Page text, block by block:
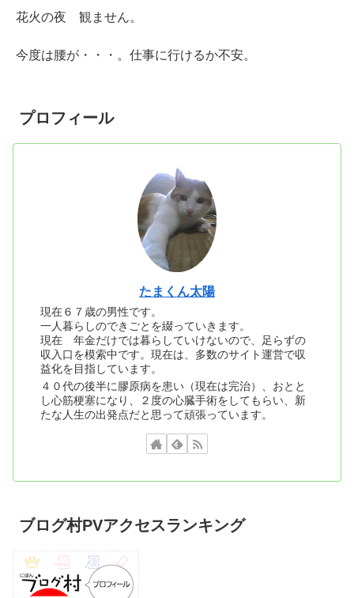
花火の夜 観ません。
今度は腰が・・・。仕事に行けるか不安。
プロフィール
たまくん太陽
現在６７歳の男性です。
一人暮らしのできごとを綴っていきます。
現在 年金だけでは暮らしていけないので、足らずの
収入口を模索中です。現在は、多数のサイト運営で収
益化を目指しています。
４０代の後半に膠原病を患い（現在は完治）、おとと
し心筋梗塞になり、２度の心臓手術をしてもらい、新
たな人生の出発点だと思って頑張っています。
ブログ村PVアクセスランキング